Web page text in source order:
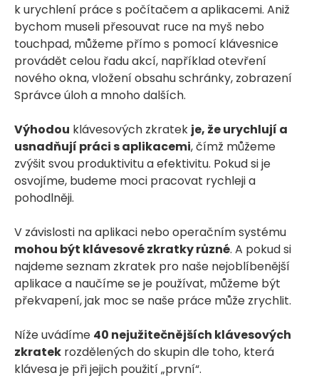
k urychlení práce s počítačem a aplikacemi. Aniž
bychom museli přesouvat ruce na myš nebo
touchpad, můžeme přímo s pomocí klávesnice
provádět celou řadu akcí, například otevření
nového okna, vložení obsahu schránky, zobrazení
Správce úloh a mnoho dalších.
Výhodou klávesových zkratek je, že urychlují a
usnadňují práci s aplikacemi, čímž můžeme
zvýšit svou produktivitu a efektivitu. Pokud si je
osvojíme, budeme moci pracovat rychleji a
pohodlněji.
V závislosti na aplikaci nebo operačním systému
mohou být klávesové zkratky různé. A pokud si
najdeme seznam zkratek pro naše nejoblíbenější
aplikace a naučíme se je používat, můžeme být
překvapení, jak moc se naše práce může zrychlit.
Níže uvádíme 40 nejužitečnějších klávesových
zkratek rozdělených do skupin dle toho, která
klávesa je při jejich použití „první“.